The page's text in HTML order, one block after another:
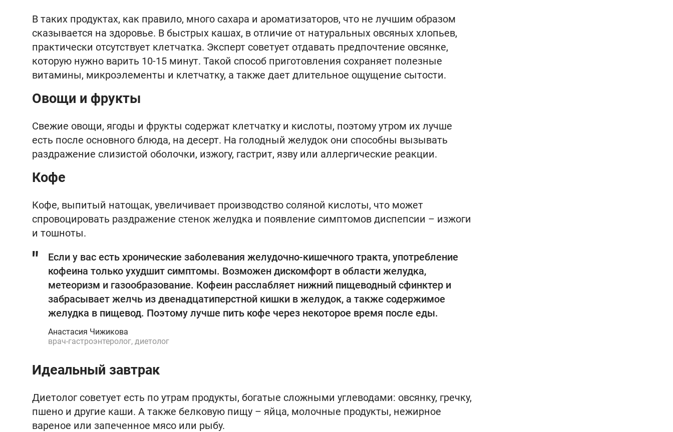
В таких продуктах, как правило, много сахара и ароматизаторов, что не лучшим образом
сказывается на здоровье. В быстрых кашах, в отличие от натуральных овсяных хлопьев,
практически отсутствует клетчатка. Эксперт советует отдавать предпочтение овсянке,
которую нужно варить 10-15 минут. Такой способ приготовления сохраняет полезные
витамины, микроэлементы и клетчатку, а также дает длительное ощущение сытости.
Овощи и фрукты
Свежие овощи, ягоды и фрукты содержат клетчатку и кислоты, поэтому утром их лучше
есть после основного блюда, на десерт. На голодный желудок они способны вызывать
раздражение слизистой оболочки, изжогу, гастрит, язву или аллергические реакции.
Кофе
Кофе, выпитый натощак, увеличивает производство соляной кислоты, что может
спровоцировать раздражение стенок желудка и появление симптомов диспепсии – изжоги
и тошноты.
Если у вас есть хронические заболевания желудочно-кишечного тракта, употребление
кофеина только ухудшит симптомы. Возможен дискомфорт в области желудка,
метеоризм и газообразование. Кофеин расслабляет нижний пищеводный сфинктер и
забрасывает желчь из двенадцатиперстной кишки в желудок, а также содержимое
желудка в пищевод. Поэтому лучше пить кофе через некоторое время после еды.
Анастасия Чижикова
врач-гастроэнтеролог, диетолог
Идеальный завтрак
Диетолог советует есть по утрам продукты, богатые сложными углеводами: овсянку, гречку,
пшено и другие каши. А также белковую пищу – яйца, молочные продукты, нежирное
вареное или запеченное мясо или рыбу.